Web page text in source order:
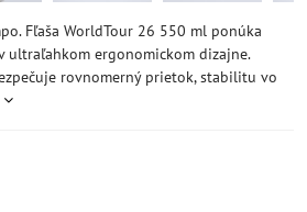
Fľaša WorldTour 26 550 ml ponúka
ultraľahkom ergonomickom dizajne.
rovnomerný prietok, stabilitu vo